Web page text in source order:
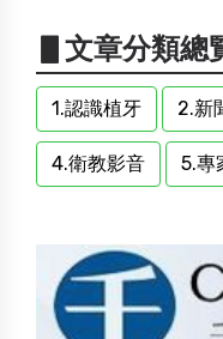
▋文章分類總
1.認識植牙 2.新
4.衛教影音 5.專